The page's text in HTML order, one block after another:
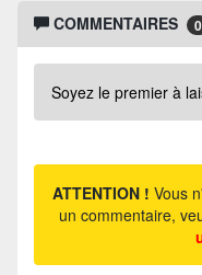
COMMENTAIRES 0
Soyez le premier à
ATTENTION ! Vous
un commentaire,